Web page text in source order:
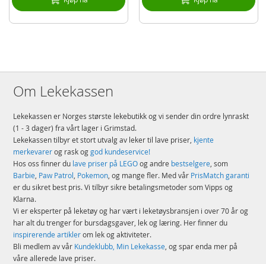
et engasjerende og utfordrende prosjekt som gir en oppkvikkende følelse
av mestring.
en del av en samling med kvalitetsbyggesett for voksne som i likhet med
Førsteklasses kvalitet – LEGO® komponenter oppfyller strenge
modeller.
Sikkerhetsgaranti – LEGO® klosser og deler slippes i gulvet, varmes opp,
knuses, vris og analyseres for å sikre at de oppfyller strenge, globale
sikkerhetsstandarder.
Detaljer:
Antall klosser: 1476
Alder: fra 18 år
Produktdetaljer 21058
EAN 5702017152349
Om Lekekassen
Lekekassen er Norges største lekebutikk og vi sender din ordre lynraskt
(1 - 3 dager) fra vårt lager i Grimstad.
Lekekassen tilbyr et stort utvalg av leker til lave priser, kjente
merkevarerog rask oggod kundeservice!
Hos oss finner du lave priser på LEGOog andre bestselgere, som
Barbie, Paw Patrol, Pokemon, og mange fler. Med vår PrisMatch garanti
er du sikret best pris. Vi tilbyr sikre betalingsmetoder som Vipps og
Klarna.
Vi er eksperter på leketøy og har vært i leketøysbransjen i over 70 år og
har alt du trenger for bursdagsgaver, lek og læring. Her finner du
inspirerende artiklerom lek og aktiviteter.
Bli medlem av vår Kundeklubb, Min Lekekasse, og spar enda mer på
våre allerede lave priser.